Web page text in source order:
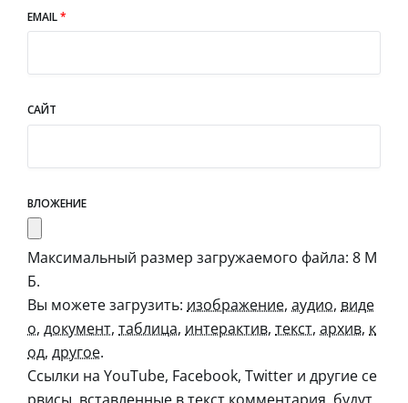
EMAIL*
САЙТ
ВЛОЖЕНИЕ
Максимальный размер загружаемого файла: 8 М
Б.
Вы можете загрузить: изображение, аудио, виде
о, документ, таблица, интерактив, текст, архив, к
од, другое.
Ссылки на YouTube, Facebook, Twitter и другие се